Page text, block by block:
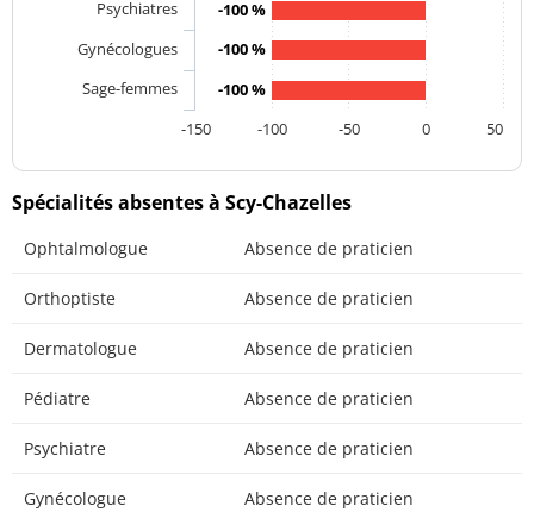
-100 %
-100 %
-100 %
Psychiatres
Gynécologues
Sage-femmes
-100
-50 0 50
-150
Spécialités absentes à Scy-Chazelles
Ophtalmologue Absence de praticien
Orthoptiste Absence de praticien
Dermatologue Absence de praticien
Pédiatre Absence de praticien
Psychiatre Absence de praticien
Gynécologue Absence de praticien